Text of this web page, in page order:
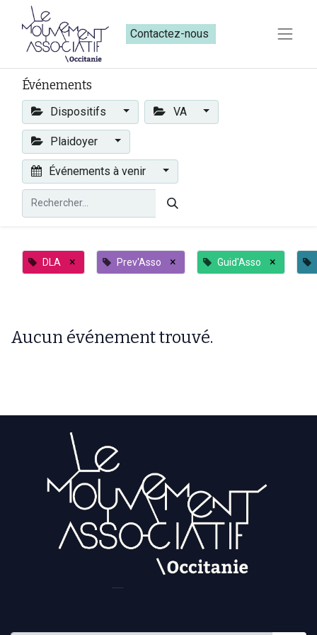
Contactez-nous​​
Événements
Dispositifs VA
Plaidoyer
Événements à venir
DLA × Prev'Asso × Guid'Asso ×
Aucun événement trouvé.